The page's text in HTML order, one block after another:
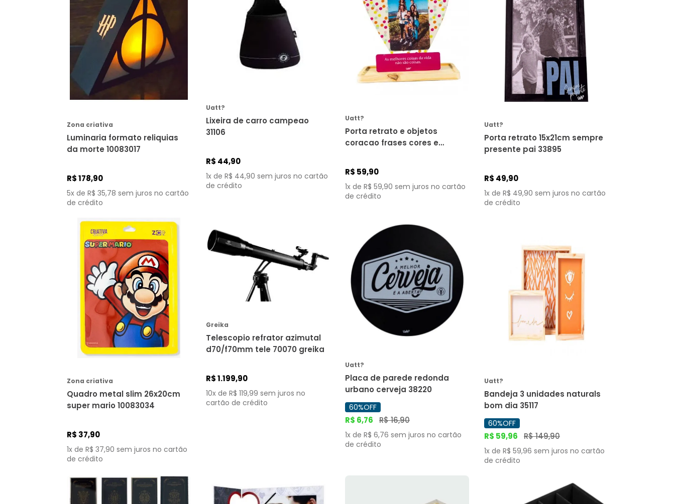
Corpo, mente e espírito
Ensino de língua estrangeira
Beek geek
Buendia
Cambridge
Cicero
Colorgift
Decorfun
FAIXA DE PREÇO
R$ 1,00 R$ 1.200,00
COMPRAR
Zona criativa
Luminaria formato reliquias
da morte 10083017
R$178,90
5x de R$ 35,78 sem juros no cartão
de crédito
COMPRAR
Uatt?
Lixeira de carro campeao
31106
R$ 44,90
1x de R$ 44,90 sem juros no cartão
de crédito
COMPRAR
Uatt?
Porta retrato e objetos
coracao frases cores e
38438
R$ 59,90
1x de R$ 59,90 sem juros no cartão
de crédito
COMPRAR
Uatt?
Porta retrato 15x21cm sempre
presente pai 33895
R$ 49,90
1x de R$ 49,90 sem juros no cartão
de crédito
COMPRAR
Zona criativa
Quadro metal slim 26x20cm
super mario 10083034
R$ 37,90
1x de R$ 37,90 sem juros no cartão
de crédito
COMPRAR
Greika
Telescopio refrator azimutal
d70/f70mm tele 70070 greika
R$1.199,90
10x de R$ 119,99 sem juros no
cartão de crédito
Uatt?
Placa de parede redonda
urbano cerveja 38220
60%OFF
R$ 6,76 R$16,90
1x de R$ 6,76 sem juros no cartão
de crédito
COMPRAR
Uatt?
Bandeja 3 unidades naturals
bom dia 35117
60%OFF
R$ 59,96 R$149,90
1x de R$ 59,96 sem juros no cartão
de crédito